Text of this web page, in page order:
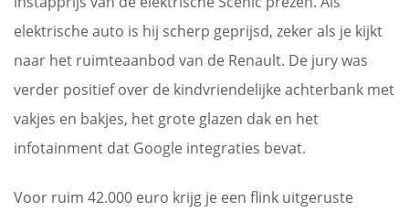
elektrische auto is hij scherp geprijsd, zeker als je kijkt
naar het ruimteaanbod van de Renault. De jury was
verder positief over de kindvriendelijke achterbank met
vakjes en bakjes, het grote glazen dak en het
infotainment dat Google integraties bevat.
Voor ruim 42.000 euro krijg je een flink uitgeruste